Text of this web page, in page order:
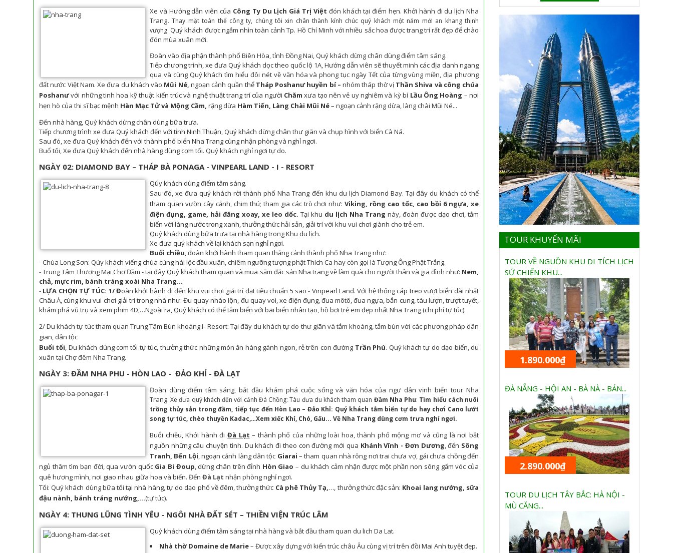
Xe và Hướng dẫn viên của Công Ty Du Lịch Giá Trị Việt đón khách tại điểm hẹn. Khởi hành đi du lịch Nha
Trang. Thay mặt toàn thể công ty, chúng tôi xin chân thành kính chúc quý khách một năm mới an khang thịnh
vượng.Quý khách được ngắm nhìn toàn cảnh Tp. Hồ Chí Minh với nhiều sắc hoa được trang trí rất đẹp để chào
đón mùa xuân mới.
Đoàn vào địa phận thành phố Biên Hòa, tỉnh Đồng Nai, Quý khách dừng chân dùng điểm tâm sáng.
Tiếp chương trình, xe đưa Quý khách dọc theo quốc lộ 1A, Hướng dẫn viên sẽ thuyết minh các địa danh ngang
qua và cùng Quý khách tìm hiểu đôi nét về văn hóa và phong tục ngày Tết của từng vùng miền, địa phương
đất nước Việt Nam. Xe đưa du khách vào Mũi Né, ngoạn cảnh quần thể Tháp Poshanư huyền bí– nhóm tháp thờ vị Thần Shiva và công chúa
Poshanưvới những tinh hoa kỹ thuật kiến trúc và nghệ thuật trang trí của người Chăm xưa tạo nên vẻ uy nghiêm và kỳ bí Lầu Ông Hoàng – nơi
hẹn hò của thi sĩ bạc mệnh Hàn Mạc Tử và Mộng Cầm, rặng dừa Hàm Tiến, Làng Chài Mũi Né– ngoạn cảnh rặng dừa, làng chài Mũi Né...
Đến nhà hàng, Quý khách dừng chân dùng bữa trưa.
Tiếp chương trình xe đưa Quý khách đến với tỉnh Ninh Thuận, Quý khách dừng chân thư giãn và chụp hình với biển Cà Ná.
Sau đó, xe đưa Quý khách đến với thành phố biển Nha Trang cùng nhận phòng và nghỉ ngơi.
Buổ tối, Xe đưa Quý khách đến nhà hàng dùng cơm tối. Quý khách nghỉ ngơi tự do.
NGÀY 02: DIAMOND BAY – THÁP BÀ PONAGA - VINPEARL LAND - I - RESORT
Qúy khách dùng điểm tâm sáng.
Sau đó, xe đưa quý khách rời thành phố Nha Trang đến khu du lịch Diamond Bay. Tại đây du khách có thể
tham quan vườn cây cảnh, chim thú; tham gia các trò chơi như:Viking, rồng cao tốc, cao bồi 6 ngựa, xe
điện đụng, game, hải đăng xoay, xe leo dốc. Tại khu du lịch Nha Trang này, đoàn được dạo chơi, tắm
biển với làng nước trong xanh, thưởng thức hải sản, giải trí với khu vui chơi giành cho trẻ em.
Quý khách dùng bữa trưa tại nhà hàng trong Khu du lịch.
Xe đưa quý khách về lại khách sạn nghỉ ngơi.
Buổi chiều , đoàn khởi hành tham quan thắng cảnh thành phố Nha Trang như:
- Chùa Long Sơn: Qúy khách viếng chùa cùng hái lộc đầu xuân, chiêm ngưỡng tượng phật Thích Ca hay còn gọi là Tượng Ông Phật Trắng.
- Trung Tâm Thương Mại Chợ Đầm - tại đây Quý khách tham quan và mua sắm đặc sản Nha trang về làm quà cho người thân và gia đình như: Nem,
chả, mực rim, bánh tráng xoài Nha Trang...
- LỰA CHỌN TỰ TÚC: 1/ Đoàn khởi hành đi đến khu vui chơi giải trí đạt tiêu chuẩn 5 sao - Vinpearl Land. Với hệ thống cáp treo vượt biển dài nhất
Châu Á, cùng khu vui chơi giải trí trong nhà như: Đu quay nhào lộn, đu quay voi, xe điện đụng, đua môtô, đua ngựa, bắn cung, tàu lượn, trượt tuyết,
khám phá vũ trụ và xem phim 4D,…Ngoài ra, Quý khách có thể tắm biển với bãi biển nhân tạo, hồ bơi trẻ em đẹp nhất Nha Trang (chi phí tự túc).
2/Du khách tự túc tham quan Trung Tâm Bùn khoáng I- Resort: Tại đây du khách tự do thư giãn và tắm khoáng, tắm bùn với các phương pháp dân
gian, dân tộc
Buổi tối Du khách dùng cơm tối tự túc, thưởng thức những món ăn hàng gánh ngon, rẻ trên con đường Trần Phú. Quý khách tự do dạo biển, du
xuân tại Chợ đêm Nha Trang.
NGÀY 3: ĐẦM NHA PHU - HÒN LAO - ĐẢO KHỈ - ĐÀ LẠT
Đoàn dùng điểm tâm sáng, bắt đầu khám phá cuộc sống và văn hóa của ngư dân vịnh biển tour Nha
Trang.Xe đưa quý khách đến với cảnh Đá Chồng: Tàu đưa du khách tham quan Đầm Nha Phu: Tìm hiểu cách nuôi
trồng thủy sản trong đầm, tiếp tục đến Hòn Lao – Đảo Khỉ: Quý khách tắm biển tự do hay chơi Cano lướt
song tự túc, chèo thuyền Kadac,…Xem xiếc Khỉ, Chó, Gấu... Về Nha Trang dùng cơm trưa nghỉ ngơi.
Buổi chiều,Khởi hành đi Đà Lạt – thành phố của những loài hoa, thành phố mộng mơ và cũng là nơi bắt
nguồn những câu chuyện tình. Du khách đi theo con đường mới qua Khánh Vĩnh - Đơn Dương , đến Sông
Tranh, Bến Lội , ngoạn cảnh làng dân tộc Giarai– tham quan nhà rông nơi trai chưa vợ, gái chưa chồng đến
ngủ thăm tìm bạn đời, qua vườn quốc Gia Bi Đoup , dừng chân trên đỉnh Hòn Giao – du khách cảm nhận được một phần non sông gấm vóc của
quê hương mình, nơi giao nhau giữa hoa và biển. Đến Đà Lạt nhận phòng nghỉ ngơi.
Tối: Quý khách dùng bữa tối tại nhà hàng, tự do dạo phố về đêm, thưởng thức Cà phê Thủy Tạ, …, thưởng thức đặc sản: Khoai lang nướng, sữa
đậu nành, bánh tráng nướng,...(tự túc).
NGÀY 4: THUNG LŨNG TÌNH YÊU - NGÔI NHÀ ĐẤT SÉT – THIỀN VIỆN TRÚC LÂM
Quý khách dùng điểm tâm sáng tại nhà hàng và bắt đầu tham quan du lich Da Lat.
Nhà thờ Domaine de Marie– Được xây dựng với kiến trúc châu Âu cùng vị trí trên đồi Mai Anh tuyệt đẹp.
TOUR KHUYẾN MÃI
TOUR VỀ NGUỒN KHU DI TÍCH LỊCH
SỬ CHIẾN KHU...
1.890.000₫
ĐÀ NẴNG - HỘI AN - BÀ NÀ - BÁN...
2.890.000₫
TOUR DU LỊCH TÂY BẮC: HÀ NỘI -
MÙ CĂNG...